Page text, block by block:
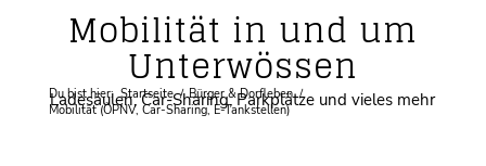
Du bist hier: Startseite / Bürger & Dorfleben /
Mobilität (ÖPNV, Car-Sharing, E-Tankstellen)
Mobilität in und um
Unterwössen
Ladesäulen, Car-Sharing, Parkplätze und vieles mehr